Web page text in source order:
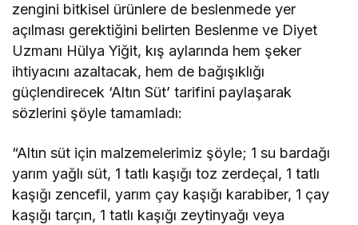
zengini bitkisel ürünlere de beslenmede yer
açılması gerektiğini belirten Beslenme ve Diyet
Uzmanı Hülya Yiğit, kış aylarında hem şeker
ihtiyacını azaltacak, hem de bağışıklığı
güçlendirecek ‘Altın Süt’ tarifini paylaşarak
sözlerini şöyle tamamladı:
“Altın süt için malzemelerimiz şöyle; 1 su bardağı
yarım yağlı süt, 1 tatlı kaşığı toz zerdeçal, 1 tatlı
kaşığı zencefil, yarım çay kaşığı karabiber, 1 çay
kaşığı tarçın, 1 tatlı kaşığı zeytinyağı veya